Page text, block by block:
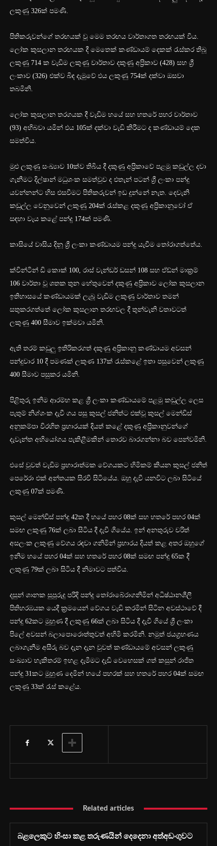
ලකුණු 326ක් පමණි.
පිතිකරුවන්ගේ තරඟයක් වූ මෙම තරඟය වාර්තාගත තරඟයක් විය.
ලෝක කුසලාන තරඟයක දී මෙතෙක් කණ්ඩායම් දෙකක් රැස්කර තිබූ
ලකුණු 714 ක වැඩිම ලකුණු වාර්තාව දකුණු අප්‍රිකාව (428) සහ ශ්‍රී
ලංකාව (326) එක්ව බිඳ දැමුවේ එය ලකුණු 754ක් දක්වා ඔසවා
තබමිනි.
ලෝක කුසලාන තරගයක දී වැඩිම හයේ සහ හතරේ පහර වාර්තාව
(93) අභිබවා යමින් එය 105ක් දක්වා වැඩි කිරීමට ද කණ්ඩායම් දෙක
සමත්විය.
මුළු ලකුණු සංඛ්‍යාව 10ක්ව තිබිය දී දකුණු අප්‍රිකාවේ පළමු කඩුල්ල දවා
ගැනීමට දිල්ෂාන් මධුශංක සමත්වුව ද එතැන් පටන් ශ්‍රී ලංකා පන්දු
යවන්නන්ට හිස එසවීමට පිතිකරුවන් ඉඩ දුන්නේ නැත. දෙවැනි
කඩුල්ල වෙනුවෙන් ලකුණු 204ක් රැස්කළ දකුණු අප්‍රිකානුවෝ ඒ
සඳහා වැය කළේ පන්දු 174ක් පමණි.
කාසියේ වාසිය දිනූ ශ්‍රී ලංකා කණ්ඩායම පන්දු යැවීම තෝරාගත්තේය.
ක්වින්ටින් ඩි කොක් 100, රාස් වැන්ඩර් ඩසන් 108 සහ ඒඩ්න් මාක්‍රම්
106 වාර්තා වූ ශතක තුන හේතුවෙන් දකුණු අප්‍රිකාව ලෝක කුසලාන
ඉතිහාසයේ කණ්ඩායමක් ලැබූ වැඩිම ලකුණු වාර්තාව තමන්
සතුකරගත්තේ ලෝක කුසලාන තරඟවල දී තුන්වැනි වතාවටත්
ලකුණු 400 සීමාව ඉක්මවා යමිනි.
ඇති තරම් කඩුලු ඉතිරිකරගත් දකුණු අප්‍රිකානු කණ්ඩායම අවසන්
පන්දුවාර 10 දී පමණක් ලකුණ 137ක් රැස්කළේ ඉතා පසුවෙන් ලකුණු
400 සීමාව පසුකර යමිනි.
පිළිතුරු ඉනිම ආරම්භ කළ ශ්‍රී ලංකා කණ්ඩායමේ පළමු කඩුල්ල ලෙස
පැතුම් නිශ්ශංක දැවී ගය පසු කුසල් ජනිත්ට එක්වූ කුසල් මෙන්ඩිස්
අනුකම්පා විරහිත ප්‍රහාරයක් දියත් කළේ දකුණු අප්‍රිකානුවන්ගේ
දැවැන්ත අභියෝගය පැකිළීමකින් තොරව බාරගන්නා බව පෙන්වමිනි.
එසේ වුවත් වැඩිම ප්‍රහාරාත්මක වේගයකට හිමිකම් කියන කුසල් ජනිත්
පෙරේරා එක් අන්තයක සිරවී සිටියේය. ඔහු දැවී යනවිට ලබා සිටියේ
ලකුණු 07ක් පමණි.
කුසල් මෙන්ඩිස් පන්දු 42ක දී හයේ පහර 08ක් සහ හතරේ පහර 04ක්
සමඟ ලකුණු 76ක් ලබා සිටිය දී දැවී ගියේය. ඉන් අනතුරුව චරිත්
අසලංක ලකුණු වේගය රඳවා ගනිමින් ප්‍රහාරය දියත් කළ අතර ඔහුගේ
ඉනිම හයේ පහර 04ක් සහ හතරේ පහර 08ක් සමඟ පන්දු 65ක දී
ලකුණු 79ක් ලබා සිටිය දී නිමාවට පත්විය.
දසුන් ශානක සුපුරුදු පරිදි පන්දු තෝරාබේරාගනිමින් අධිෂ්ඨානශීලී
පිතිහරඹයක යෙදී ක්‍රමයෙන් වේගය වැඩි කරමින් සිටින අවස්ථාවේ දී
පන්දු 62කට මුහුණ දී ලකුණු 66ක් ලබා සිටිය දී දැවී ගියේ ශ්‍රී ලංකා
පිලේ අවසන් බලාපොරොත්තුවත් අහිමි කරමිනි. නමුත් ජයග්‍රහණය
ලබාගැනීම අසීරු බව දැන දැන වුවත් කණ්ඩායමේ අවසන් ලකුණු
සංඛ්‍යාව හැකිතරම් ඉහළ දැමීමට දැඩි වෙහෙසක් ගත් කසුන් රාජිත
පන්දු 31කට මුහුණ දෙමින් හයේ පහරක් සහ හතරේ පහර 04ක් සමඟ
ලකුණු 33ක් රැස් කළේය.
Related articles
බළලෙකුට හිංසා කළ තරුණයින් දෙදෙනා අත්අඩංගුවට